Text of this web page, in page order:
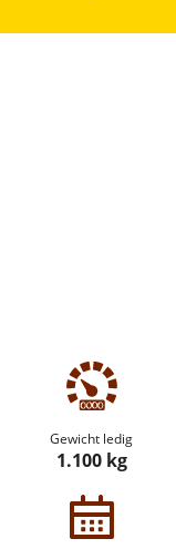
Gewicht ledig
1.100 kg